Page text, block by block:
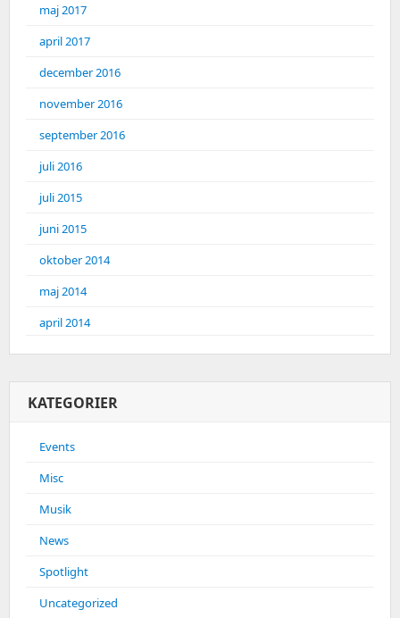
maj 2017
april 2017
december 2016
november 2016
september 2016
juli 2016
juli 2015
juni 2015
oktober 2014
maj 2014
april 2014
KATEGORIER
Events
Misc
Musik
News
Spotlight
Uncategorized